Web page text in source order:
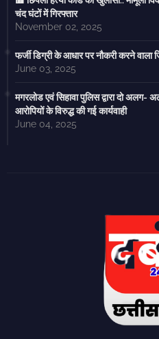
चंद घंटों में गिरफ्तार
November 02, 2025
फर्जी डिग्री के आधार पर नौकरी करने वाला
June 03, 2025
मगरलोड एवं सिहावा पुलिस द्वारा दो
आरोपियों के विरुद्ध की गई कार्यवाही
June 04, 2025